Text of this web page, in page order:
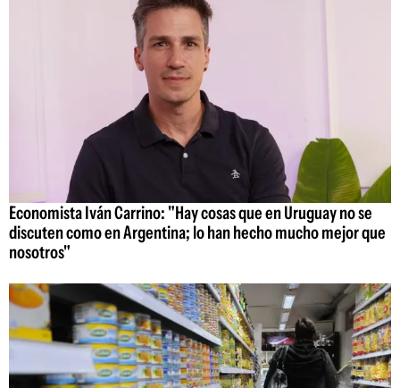
Economista Iván Carrino: "Hay cosas que en Uruguay no se
discuten como en Argentina; lo han hecho mucho mejor que
nosotros"